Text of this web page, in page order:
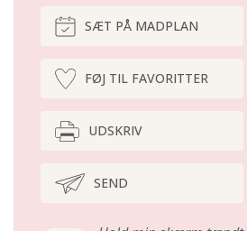
SÆT PÅ MADPLAN
FØJ TIL FAVORITTER
UDSKRIV
SEND